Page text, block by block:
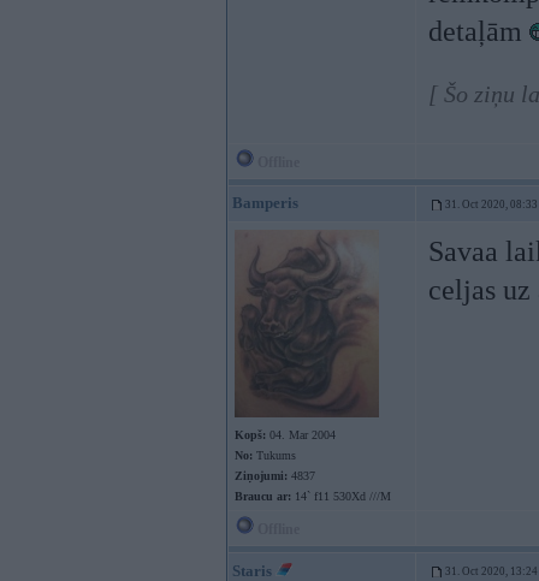
detaļām
[ Šo ziņu
Bamperis 31. Oct 2020, 08:33
Kopš: 04. Mar 2004
No: Tukums
Ziņojumi: 4837
Braucu ar: 14` f11 530Xd ///M
Savaa
celjas uz
Staris 31. Oct 2020, 13:24